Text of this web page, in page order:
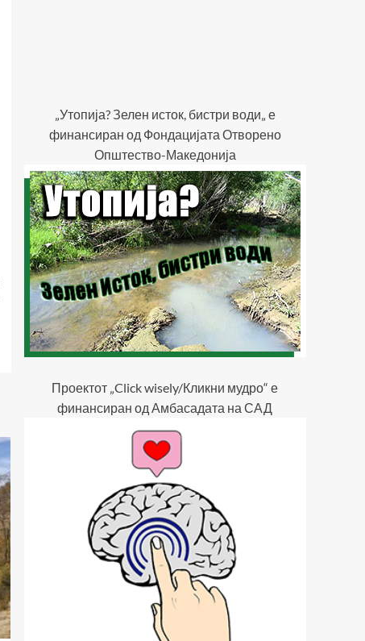
„Утопија? Зелен исток, бистри води„ е
финансиран од Фондацијата Отворено
Општество-Македонија
Проектот „Click wisely/Кликни мудро“ е
финансиран од Амбасадата на САД